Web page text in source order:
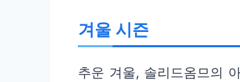
겨울 시즌
추운 겨울, 솔리드옴므의